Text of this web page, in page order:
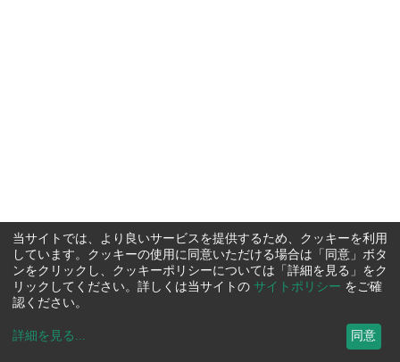
当サイトでは、より良いサービスを提供するため、クッキーを利用
しています。クッキーの使用に同意いただける場合は「同意」ボタ
ンをクリックし、クッキーポリシーについては「詳細を見る」をク
リックしてください。詳しくは当サイトの サイトポリシー をご確
認ください。
詳細を見る ... 同意